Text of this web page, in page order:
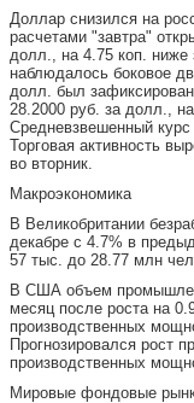
Доллар снизился на
расчетами "завтра"
долл., на 4.75 коп. ниже
наблюдалось боковое
долл. был
28.2000 руб. за долл.,
Средневзвешенный
Торговая активность
во вторник.
Макроэкономика
В Великобритании
декабре с 4.7% в
57 тыс. до 28.77 млн
В США объем
месяц после роста на
производственных
Прогнозировался рост
производственных
Мировые фондовые